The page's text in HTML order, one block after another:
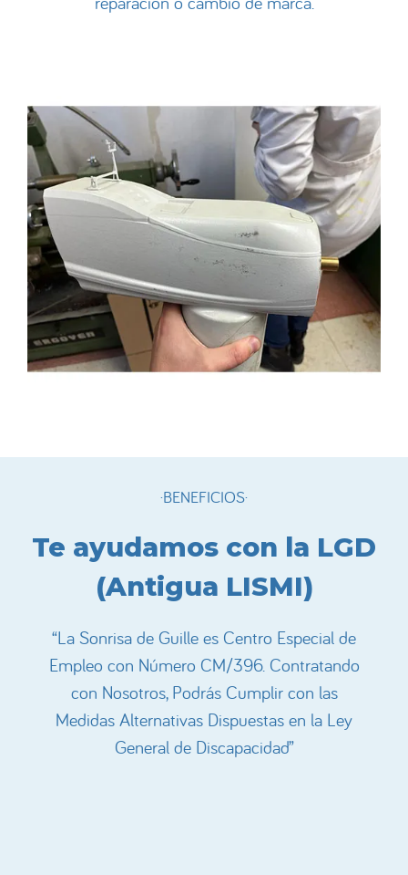
·BENEFICIOS·
Te ayudamos con la LGD
(Antigua LISMI)
“La Sonrisa de Guille es Centro Especial de
Empleo con Número CM/396. Contratando
con Nosotros, Podrás Cumplir con las
Medidas Alternativas Dispuestas en la Ley
General de Discapacidad”